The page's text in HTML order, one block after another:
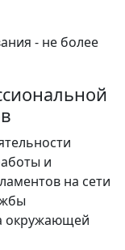
- не более
и
на сети
окружающей